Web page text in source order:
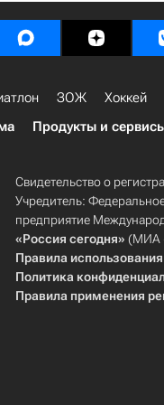
ЗОЖ Хоккей
Продукты и
Свидетельство о
Учредитель:
предприятие
«Россия сегодня» (МИА
Правила
Политика
Правила применения